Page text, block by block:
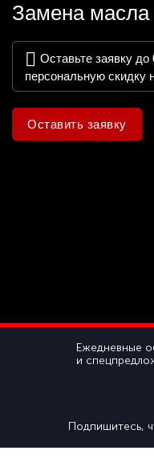
Замена
Оставьте заявку до
персональную скидку
Оставить заявку
Ежедневные
и
Подпишитесь,